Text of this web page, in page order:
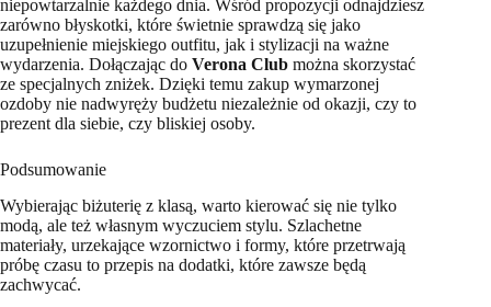
niepowtarzalnie każdego dnia. Wśród propozycji odnajdziesz
zarówno błyskotki, które świetnie sprawdzą się jako
uzupełnienie miejskiego outfitu, jak i stylizacji na ważne
wydarzenia. Dołączając do Verona Club można skorzystać
ze specjalnych zniżek. Dzięki temu zakup wymarzonej
ozdoby nie nadwyręży budżetu niezależnie od okazji, czy to
prezent dla siebie, czy bliskiej osoby.
Podsumowanie
Wybierając biżuterię z klasą, warto kierować się nie tylko
modą, ale też własnym wyczuciem stylu. Szlachetne
materiały, urzekające wzornictwo i formy, które przetrwają
próbę czasu to przepis na dodatki, które zawsze będą
zachwycać.